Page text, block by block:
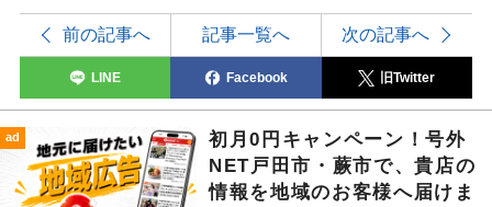
前の記事へ 記事一覧へ 次の記事へ
LINE Facebook 旧Twitter
ad
初月0円キャンペーン！号外
NET戸田市・蕨市で、貴店の
情報を地域のお客様へ届けま